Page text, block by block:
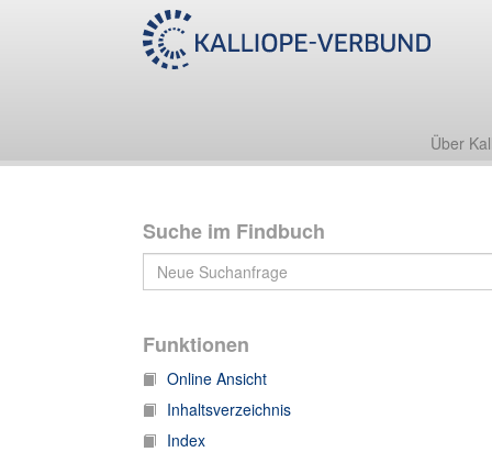
Über
Suche im Findbuch
Funktionen
Online Ansicht
Inhaltsverzeichnis
Index